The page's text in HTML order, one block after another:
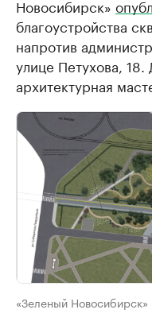
Новосибирск»
благоустройства
напротив
улице Петухова, 18.
архитектурная
«Зеленый Новосибирск»